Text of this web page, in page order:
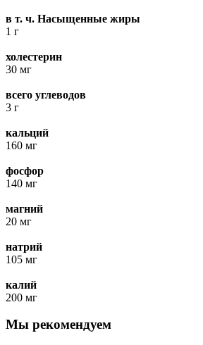
в т. ч. Насыщенные жиры
1 г
холестерин
30 мг
всего углеводов
3 г
кальций
160 мг
фосфор
140 мг
магний
20 мг
натрий
105 мг
калий
200 мг
Мы рекомендуем